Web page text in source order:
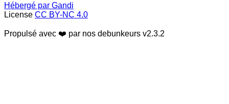
Hébergé par Gandi
License CC BY-NC 4.0
Propulsé avec ❤️ par nos debunkeurs v2.3.2